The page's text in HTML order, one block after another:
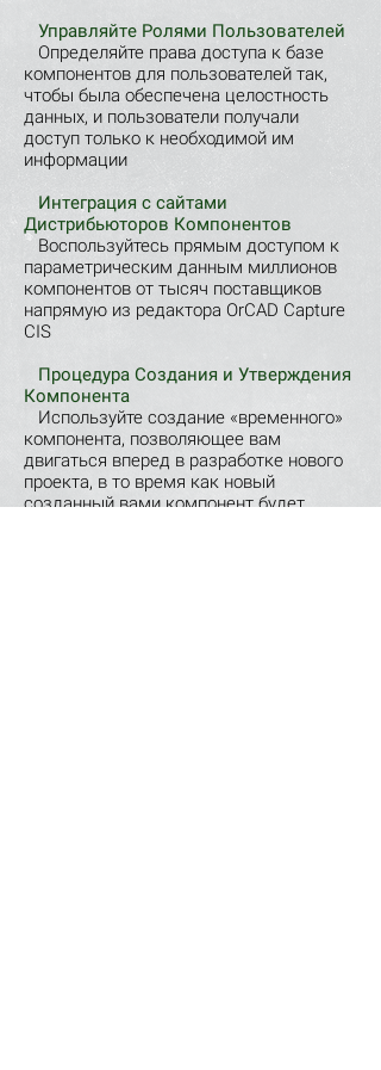
Управляйте Ролями Пользователей
Определяйте права доступа к базе
компонентов для пользователей так,
чтобы была обеспечена целостность
данных, и пользователи получали
доступ только к необходимой им
информации
Интеграция с сайтами
Дистрибьюторов Компонентов
Воспользуйтесь прямым доступом к
параметрическим данным миллионов
компонентов от тысяч поставщиков
напрямую из редактора OrCAD Capture
CIS
Процедура Создания и Утверждения
Компонента
Используйте создание «временного»
компонента, позволяющее вам
двигаться вперед в разработке нового
проекта, в то время как новый
созданный вами компонент будет